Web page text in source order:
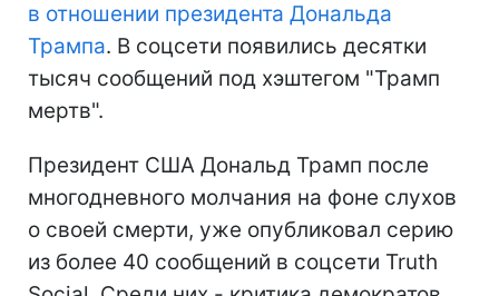
в отношении президента Дональда
Трампа. В соцсети появились десятки
тысяч сообщений под хэштегом "Трамп
мертв".
Президент США Дональд Трамп после
многодневного молчания на фоне слухов
о своей смерти, уже опубликовал серию
из более 40 сообщений в соцсети Truth